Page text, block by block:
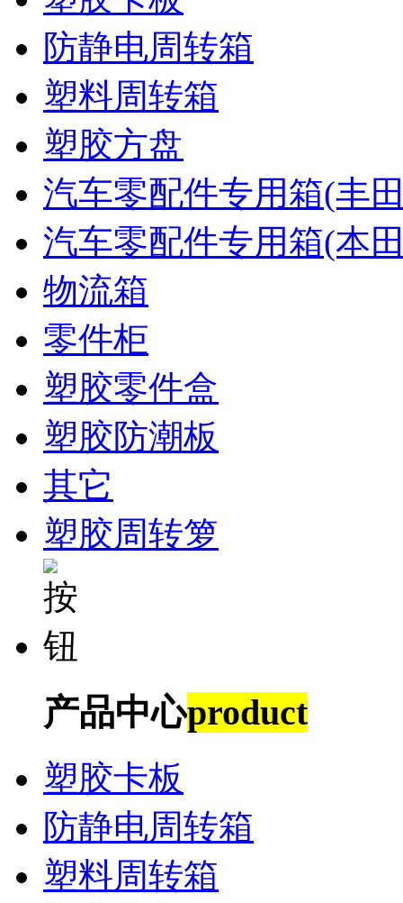
防静电周转箱
塑料周转箱
塑胶方盘
汽车零配件专用箱(丰
汽车零配件专用箱(本
物流箱
零件柜
塑胶零件盒
塑胶防潮板
其它
塑胶周转箩
产品中心product
塑胶卡板
防静电周转箱
塑料周转箱